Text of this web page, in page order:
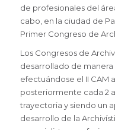
de profesionales del
cabo, en la ciudad de
Primer Congreso de
Los Congresos de
desarrollado de manera
efectuándose el II CAM
posteriormente cada 2
trayectoria y siendo un
desarrollo de la